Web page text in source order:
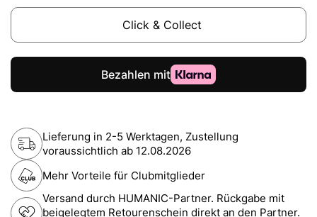
Click & Collect
Lieferung in 2-5 Werktagen, Zustellung
voraussichtlich ab 12.08.2026
Mehr Vorteile für Clubmitglieder
Versand durch HUMANIC-Partner. Rückgabe mit
beigelegtem Retourenschein direkt an den Partner.